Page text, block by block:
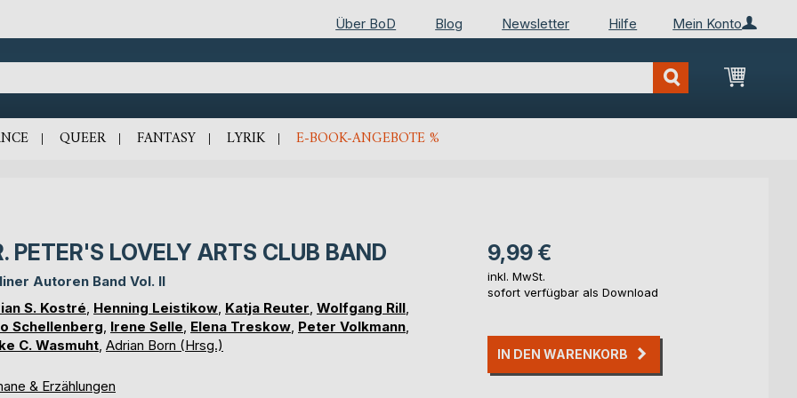
Mein Konto
Über BoD Blog Newsletter Hilfe
Mein
QUEER FANTASY LYRIK E-BOOK-ANGEBOTE %
PETER'S LOVELY ARTS CLUB BAND
Autoren Band Vol. II
S. Kostré Henning Leistikow Katja Reuter Wolfgang Rill
Schellenberg Irene Selle Elena Treskow Peter Volkmann
C. Wasmuht Adrian Born (Hrsg.)
& Erzählungen
9,99 €
inkl. MwSt.
sofort verfügbar als Download
IN DEN WARENKORB